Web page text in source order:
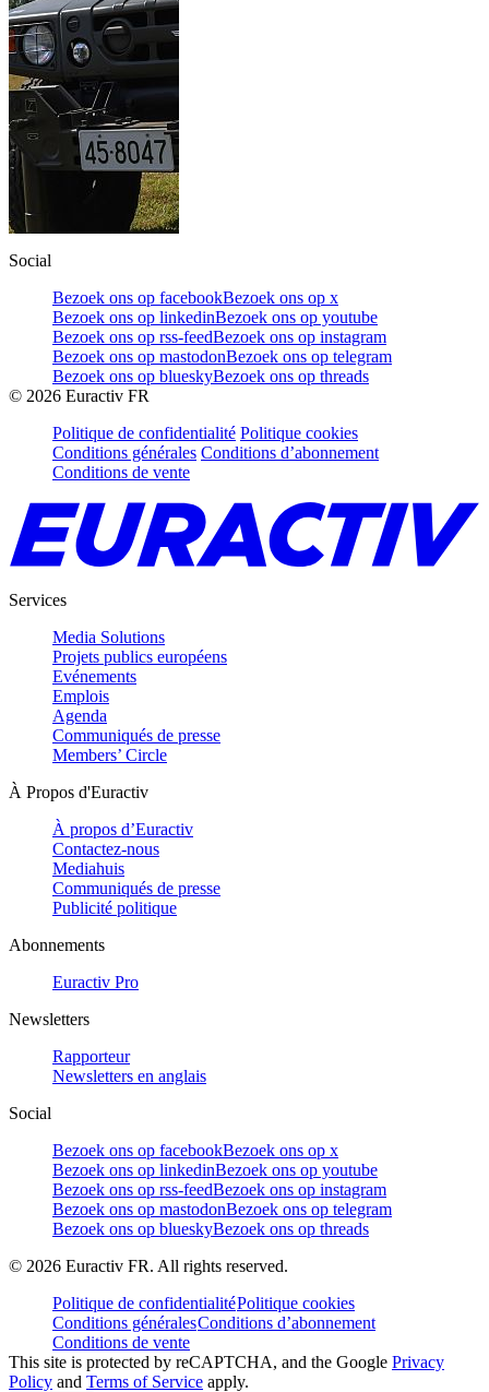
Social
Bezoek ons op facebookBezoek ons op x
Bezoek ons op linkedinBezoek ons op youtube
Bezoek ons op rss-feedBezoek ons op instagram
Bezoek ons op mastodonBezoek ons op telegram
Bezoek ons op blueskyBezoek ons op threads
© 2026 Euractiv FR
Politique de confidentialité Politique cookies
Conditions générales Conditions d’abonnement
Conditions de vente
Services
Media Solutions
Projets publics européens
Evénements
Emplois
Agenda
Communiqués de presse
Members’ Circle
À Propos d'Euractiv
À propos d’Euractiv
Contactez-nous
Mediahuis
Communiqués de presse
Publicité politique
Abonnements
Euractiv Pro
Newsletters
Rapporteur
Newsletters en anglais
Social
Bezoek ons op facebookBezoek ons op x
Bezoek ons op linkedinBezoek ons op youtube
Bezoek ons op rss-feedBezoek ons op instagram
Bezoek ons op mastodonBezoek ons op telegram
Bezoek ons op blueskyBezoek ons op threads
© 2026 Euractiv FR. All rights reserved.
Politique de confidentialitéPolitique cookies
Conditions généralesConditions d’abonnement
Conditions de vente
This site is protected by reCAPTCHA, and the Google Privacy
Policy and Terms of Service apply.